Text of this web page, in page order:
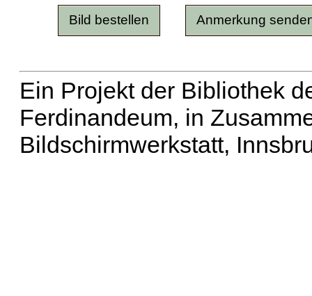
Ein Projekt der Bibliothek
Ferdinandeum, in
Bildschirmwerkstatt,